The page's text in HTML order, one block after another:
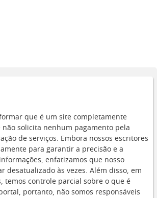
que é um site completamente
solicita nenhum pagamento pela
de serviços. Embora nossos escritores
para garantir a precisão e a
enfatizamos que nosso
desatualizado às vezes. Além disso, em
temos controle parcial sobre o que é
portanto, não somos responsáveis